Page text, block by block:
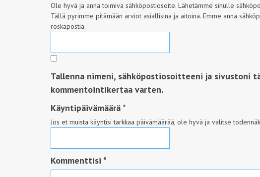
Ole hyvä ja anna toimiva sähköpostiosoite. Lähetämme sinulle
Tällä pyrimme pitämään arviot asiallisina ja aitoina. Emme anna
roskapostia.
Tallenna nimeni, sähköpostiosoitteeni ja sivustoni
kommentointikertaa varten.
Käyntipäivämäärä *
Jos et muista käyntisi tarkkaa päivämäärää, ole hyvä ja valitse
Kommenttisi *